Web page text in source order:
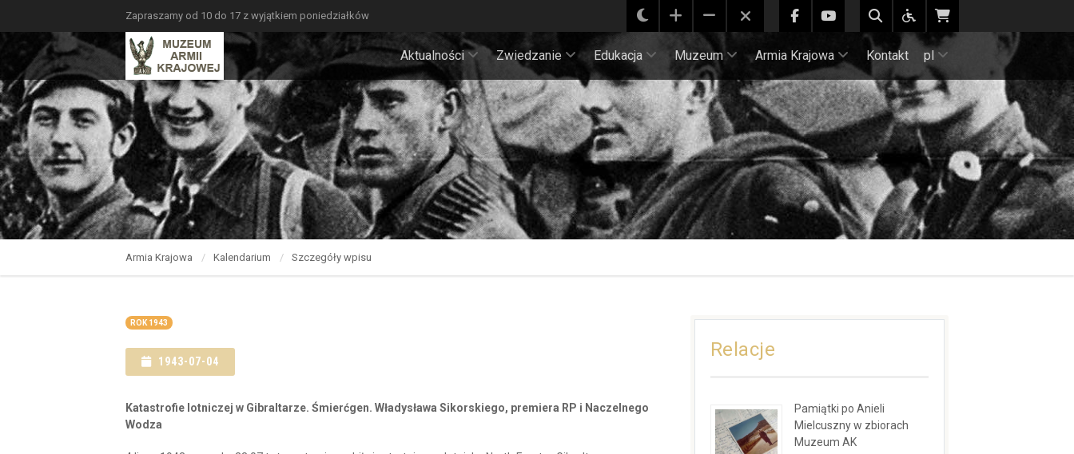
Zapraszamy od 10 do 17 z wyjątkiem poniedziałków
Aktualności Zwiedzanie Edukacja Muzeum Armia Krajowa Kontakt pl
Armia Krajowa Kalendarium Szczegóły wpisu
ROK 1943
1943-07-04
Katastrofie lotniczej w Gibraltarze. Śmierćgen. Władysława Sikorskiego, premiera RP i Naczelnego
Wodza
Relacje
Pamiątki po Anieli
Mielcuszny w zbiorach
Muzeum AK